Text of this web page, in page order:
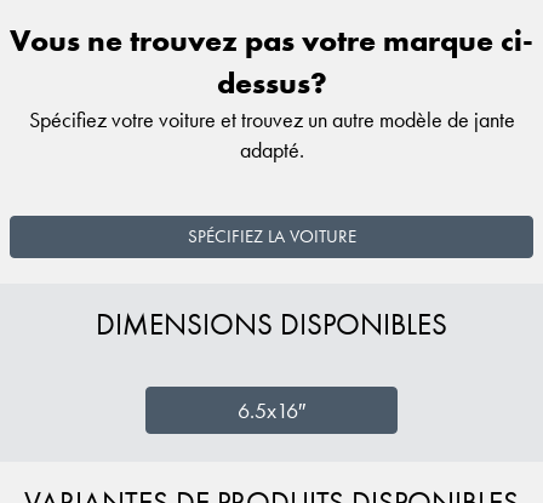
Vous ne trouvez pas votre marque ci-
dessus?
Spécifiez votre voiture et trouvez un autre modèle de jante
adapté.
SPÉCIFIEZ LA VOITURE
DIMENSIONS DISPONIBLES
6.5x16″